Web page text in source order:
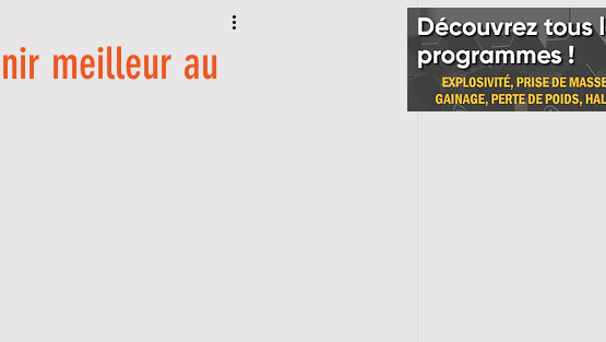
meilleur au